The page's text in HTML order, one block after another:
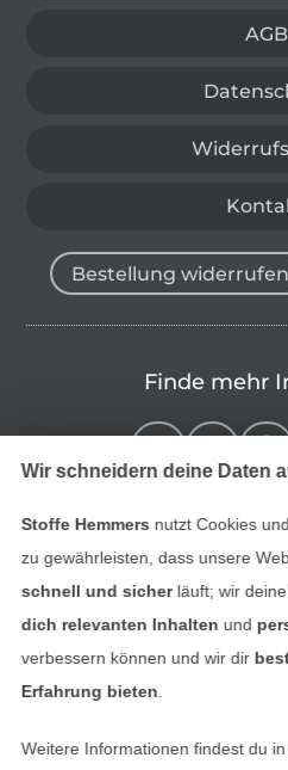
AGB
Bestellung widerrufen
Finde mehr
Deutsch
Wir schneidern deine Daten
Stoffe Hemmers nutzt Cookies
zu gewährleisten, dass unsere
schnell und sicherläuft; wir
dich relevanten Inhalten und
verbessern können und wir dir
Erfahrung bieten
Weitere Informationen findest du